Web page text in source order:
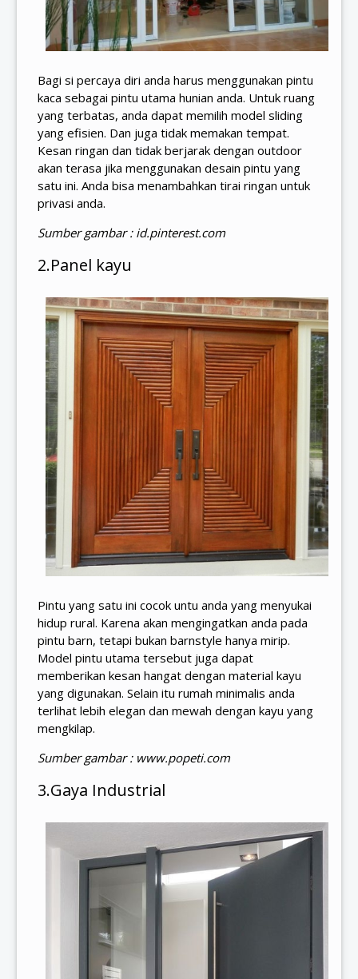
Bagi si percaya diri anda harus menggunakan pintu
kaca sebagai pintu utama hunian anda. Untuk ruang
yang terbatas, anda dapat memilih model sliding
yang efisien. Dan juga tidak memakan tempat.
Kesan ringan dan tidak berjarak dengan outdoor
akan terasa jika menggunakan desain pintu yang
satu ini. Anda bisa menambahkan tirai ringan untuk
privasi anda.
Sumber gambar : id.pinterest.com
2.Panel kayu
Pintu yang satu ini cocok untu anda yang menyukai
hidup rural. Karena akan mengingatkan anda pada
pintu barn, tetapi bukan barnstyle hanya mirip.
Model pintu utama tersebut juga dapat
memberikan kesan hangat dengan material kayu
yang digunakan. Selain itu rumah minimalis anda
terlihat lebih elegan dan mewah dengan kayu yang
mengkilap.
Sumber gambar : www.popeti.com
3.Gaya Industrial